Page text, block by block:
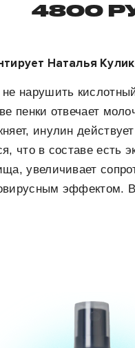
4800
Наталья
нарушить
пенки отвечает
инулин
что в составе есть
увеличивает
эффектом.